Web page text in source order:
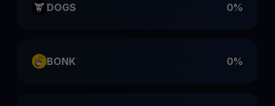
DOGS 0%
BONK 0%